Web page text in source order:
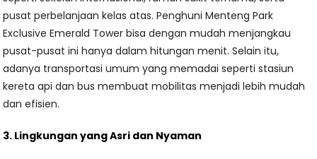
pusat perbelanjaan kelas atas. Penghuni Menteng Park
Exclusive Emerald Tower bisa dengan mudah menjangkau
pusat-pusat ini hanya dalam hitungan menit. Selain itu,
adanya transportasi umum yang memadai seperti stasiun
kereta api dan bus membuat mobilitas menjadi lebih mudah
dan efisien.
3. Lingkungan yang Asri dan Nyaman